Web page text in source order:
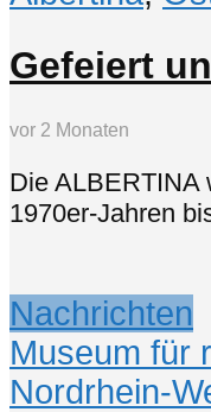
Gefeiert
vor 2 Monaten
Die ALBERTINA
1970er-Jahren
Nachrichten
Museum für
Nordrhein-